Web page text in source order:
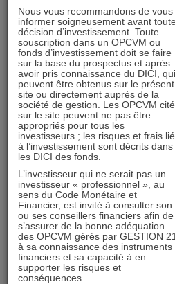
Nous vous recommandons de vous
informer soigneusement avant toute
décision d’investissement. Toute
souscription dans un OPCVM ou
fonds d’investissement doit se faire
sur la base du prospectus et après
avoir pris connaissance du DICI, qui
peuvent être obtenus sur le présent
site ou directement auprès de la
société de gestion. Les OPCVM
sur le site peuvent ne pas être
appropriés pour tous les
investisseurs ; les risques et frais
à l’investissement sont décrits dans
les DICI des fonds.
L’investisseur qui ne serait pas un
investisseur « professionnel », au
sens du Code Monétaire et
Financier, est invité à consulter son
ou ses conseillers financiers afin de
s’assurer de la bonne adéquation
des OPCVM gérés par GESTION 21
à sa connaissance des instruments
financiers et sa capacité à en
supporter les risques et
conséquences.